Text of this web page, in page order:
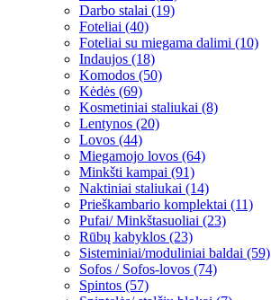
Darbo stalai (19)
Foteliai (40)
Foteliai su miegama dalimi (10)
Indaujos (18)
Komodos (50)
Kėdės (69)
Kosmetiniai staliukai (8)
Lentynos (20)
Lovos (44)
Miegamojo lovos (64)
Minkšti kampai (91)
Naktiniai staliukai (14)
Prieškambario komplektai (11)
Pufai/ Minkštasuoliai (23)
Rūbų kabyklos (23)
Sisteminiai/moduliniai baldai (59)
Sofos / Sofos-lovos (74)
Spintos (57)